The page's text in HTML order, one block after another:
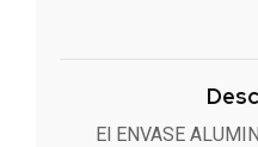
El ENVASE